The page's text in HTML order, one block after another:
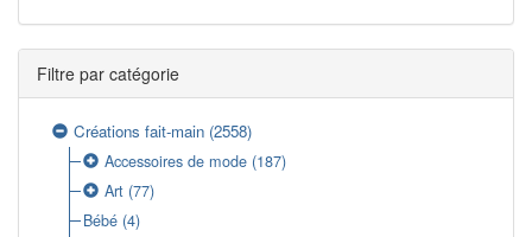
Filtre par catégorie
Créations fait-main (2558)
Accessoires de mode (187)
Art (77)
Bébé (4)